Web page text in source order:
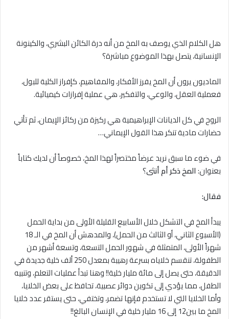
هل الكلام الذي يوصف به المخ من أنه درة الكائن البشري، والكينونة
الإنسانية، يتصل بهذا الموضوع مباشرة؟
الماديون يرون أن المخ يفرز الأفكار، والمفاهيم، كإفراز الكلية للبول،
فعملية العقل، والوعي، والتفكير، هي عملية إفرازات كيميائية.
الروح في كل الديانات الإبراهيمية هي ركيزة من ركائز الإيمان، ثم تأتي
حضارات مادية تنكر هذا القول الإيماني…
في ضوء ما سبق نريد عرضاً مختصراً لهذا المخ، خصوصاً أن لديك كتاباً
بعنوان:المخ ذكر أم أنثى؟
فقال:
يبدأ المخ في التشكل خلال الأسابيع القليلة الأولى من بداية الحمل
(الأسبوع الثاني، أو الثالث من الحمل)، والمدهش أن المخ في الـ 18
شهراً الأولى، المتمثلة في شهور الحمل التسعة، وتسعة أشهر من
الطفولة، تنقسم خلاياه بسرعة رهيبة بمعدل 250 ألف خلية جديدة في
الدقيقة، حتى يصل إلى مائة مليار خلية!! وهنا تبدأ عمليات التعلم، وتنبيه
الطفل، مما يؤدي إلى تكوين دوائر عصبية، تحافظ على بعض الخلايا،
وأما الخلايا التي ﻻ تستخدم فإنها تضمر، وتختفي، حتى يستقر عدد خلايا
المخ ما بين12 إلى 16 مليار خلية في الإنسان البالغ!!